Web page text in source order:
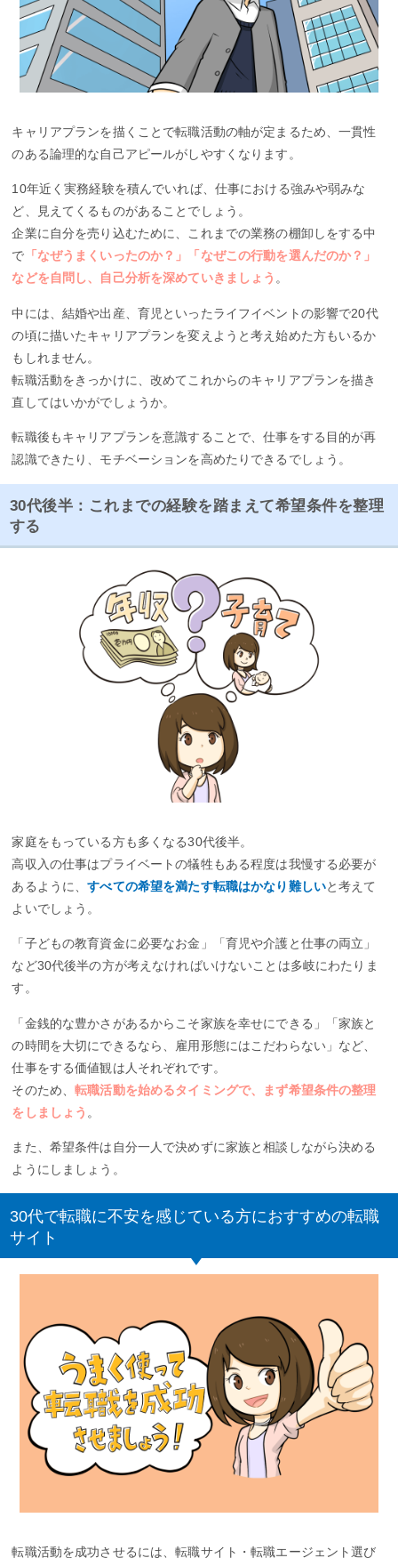
キャリアプランを描くことで転職活動の軸が定まるため、一貫性
のある論理的な自己アピールがしやすくなります。
10年近く実務経験を積んでいれば、仕事における強みや弱みな
ど、見えてくるものがあることでしょう。
企業に自分を売り込むために、これまでの業務の棚卸しをする中
で 「なぜうまくいったのか？」「なぜこの行動を選んだのか？」
などを自問し、自己分析を深めていきましょう 。
中には、結婚や出産、育児といったライフイベントの影響で20代
の頃に描いたキャリアプランを変えようと考え始めた方もいるか
もしれません。
転職活動をきっかけに、改めてこれからのキャリアプランを描き
直してはいかがでしょうか。
転職後もキャリアプランを意識することで、仕事をする目的が再
認識できたり、モチベーションを高めたりできるでしょう。
30代後半：これまでの経験を踏まえて希望条件を整理
する
家庭をもっている方も多くなる30代後半。
高収入の仕事はプライベートの犠牲もある程度は我慢する必要が
あるように、すべての希望を満たす転職はかなり難しいと考えて
よいでしょう。
「子どもの教育資金に必要なお金」「育児や介護と仕事の両立」
など30代後半の方が考えなければいけないことは多岐にわたりま
す。
「金銭的な豊かさがあるからこそ家族を幸せにできる」「家族と
の時間を大切にできるなら、雇用形態にはこだわらない」など、
仕事をする価値観は人それぞれです。
そのため、転職活動を始めるタイミングで、まず希望条件の整理
をしましょう 。
また、希望条件は自分一人で決めずに家族と相談しながら決める
ようにしましょう。
30代で転職に不安を感じている方におすすめの転職
サイト
転職活動を成功させるには、転職サイト・転職エージェント選び